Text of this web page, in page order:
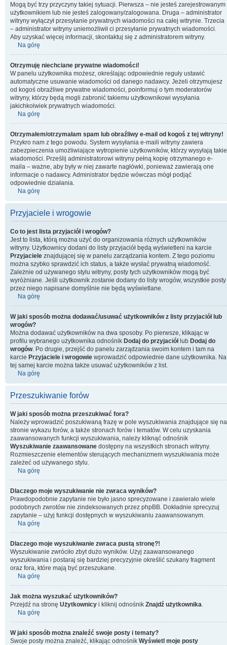
Mogą być trzy przyczyny takiej sytuacji. Pierwsza – nie jesteś zarejestrowanym
użytkownikiem lub nie jesteś zalogowany/zalogowana. Druga – administrator
witryny wyłączył przesyłanie prywatnych wiadomości na całej witrynie. Trzecia
– administrator witryny uniemożliwił ci przesyłanie prywatnych wiadomości.
Aby uzyskać więcej informacji, skontaktuj się z administratorem witryny.
Na górę
Otrzymuję niechciane prywatne wiadomości!
W panelu użytkownika możesz, określając odpowiednie reguły ustawić
automatyczne usuwanie wiadomości od danego nadawcy. Jeżeli otrzymujesz
od kogoś obraźliwe prywatne wiadomości, poinformuj o tym moderatorów
witryny, którzy będą mogli zabronić takiemu użytkownikowi wysyłania
jakichkolwiek prywatnych wiadomości.
Na górę
Otrzymałem/otrzymałam spam lub obraźliwy e-mail od kogoś z tej witryny!
Przykro nam z tego powodu. System wysyłania e-maili witryny zawiera
zabezpieczenia umożliwiające wytropienie użytkowników, którzy wysyłają takie
wiadomości. Prześlij administratorowi witryny pełną kopię otrzymanego e-
maila – ważne, aby były w niej zawarte nagłówki, ponieważ zawierają one
informacje o nadawcy. Administrator będzie wówczas mógł podjąć
odpowiednie działania.
Na górę
Przyjaciele i wrogowie
Co to jest lista przyjaciół i wrogów?
Jest to lista, którą można użyć do organizowania różnych użytkowników
witryny. Użytkownicy dodani do listy przyjaciół będą wyświetleni na karcie
Przyjaciele znajdującej się w panelu zarządzania kontem. Z tego poziomu
można szybko sprawdzić ich status, a także wysłać prywatną wiadomość.
Zależnie od używanego stylu witryny, posty tych użytkowników mogą być
wyróżniane. Jeśli użytkownik zostanie dodany do listy wrogów, wszystkie posty
przez niego napisane domyślnie nie będą wyświetlane.
Na górę
W jaki sposób można dodawać/usuwać użytkowników z listy przyjaciół lub
wrogów?
Można dodawać użytkowników na dwa sposoby. Po pierwsze, klikając w
profilu wybranego użytkownika odnośnik Dodaj do przyjaciółlub Dodaj do
wrogów. Po drugie, przejść do panelu zarządzania swoim kontem i tam na
karcie Przyjaciele i wrogowie wprowadzić odpowiednie dane użytkownika. Na
tej samej karcie można także usuwać użytkowników z list.
Na górę
Przeszukiwanie forów
W jaki sposób można przeszukiwać fora?
Należy wprowadzić poszukiwaną frazę w pole wyszukiwania znajdujące się na
stronie wykazu forów, a także stronach forów i tematów. W celu uzyskania
zaawansowanych funkcji wyszukiwania, należy kliknąć odnośnik
Wyszukiwanie zaawansowane dostępny na wszystkich stronach witryny.
Rozmieszczenie elementów sterujących mechanizmem wyszukiwania może
zależeć od używanego stylu.
Na górę
Dlaczego moje wyszukiwanie nie zwraca wyników?
Prawdopodobnie zapytanie nie było jasno sprecyzowane i zawierało wiele
podobnych zwrotów nie zindeksowanych przez phpBB. Dokładnie sprecyzuj
zapytanie – użyj funkcji dostępnych w wyszukiwaniu zaawansowanym.
Na górę
Dlaczego moje wyszukiwanie zwraca pustą stronę?!
Wyszukiwanie zwróciło zbyt dużo wyników. Użyj zaawansowanego
wyszukiwania i postaraj się bardziej precyzyjnie określić szukany fragment
oraz fora, które mają być przeszukane.
Na górę
Jak można wyszukać użytkowników?
Przejdź na stronę Użytkownicy i kliknij odnośnik Znajdź użytkownika.
Na górę
W jaki sposób można znaleźć swoje posty i tematy?
Swoje posty można znaleźć, klikając odnośnik Wyświetl moje posty